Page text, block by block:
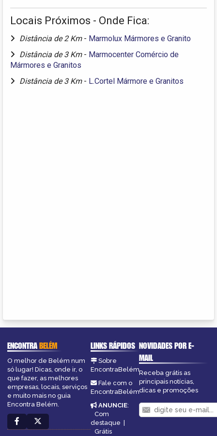
Locais Próximos - Onde Fica:
Distância de 2 Km - Marmolux Mármores e Granito
Distância de 3 Km - Marmocenter Comércio de
Mármores e Granitos
Distância de 3 Km - L.Cortel Mármore e Granitos
ENCONTRABELÉM
O melhor de Belém num
só lugar! Dicas, onde ir, o
que fazer, as melhores
empresas, locais, serviços
e muito mais no guia
Encontra Belém.
LINKS RÁPIDOS
Sobre
EncontraBelém
Fale com o
EncontraBelém
ANUNCIE:
Com
destaque
Grátis
NOVIDADES POR E-
MAIL
Receba grátis as
principais notícias,
dicas e promoções